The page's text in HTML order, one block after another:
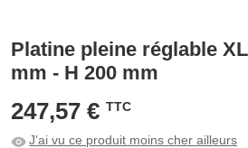
Platine pleine réglable
mm - H 200 mm
247,57 € TTC
J'ai vu ce produit moins cher ailleurs